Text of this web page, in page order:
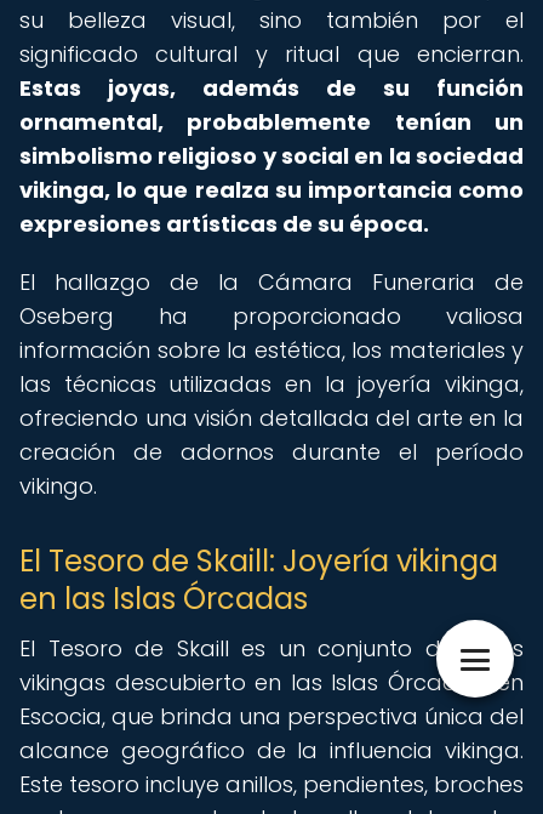
su belleza visual, sino también por el
significado cultural y ritual que encierran.
Estas joyas, además de su función
ornamental, probablemente tenían un
simbolismo religioso y social en la sociedad
vikinga, lo que realza su importancia como
expresiones artísticas de su época.
El hallazgo de la Cámara Funeraria de
Oseberg ha proporcionado valiosa
información sobre la estética, los materiales y
las técnicas utilizadas en la joyería vikinga,
ofreciendo una visión detallada del arte en la
creación de adornos durante el período
vikingo.
El Tesoro de Skaill: Joyería vikinga
en las Islas Órcadas
El Tesoro de Skaill es un conjunto de joyas
vikingas descubierto en las Islas Órcadas, en
Escocia, que brinda una perspectiva única del
alcance geográfico de la influencia vikinga.
Este tesoro incluye anillos, pendientes, broches